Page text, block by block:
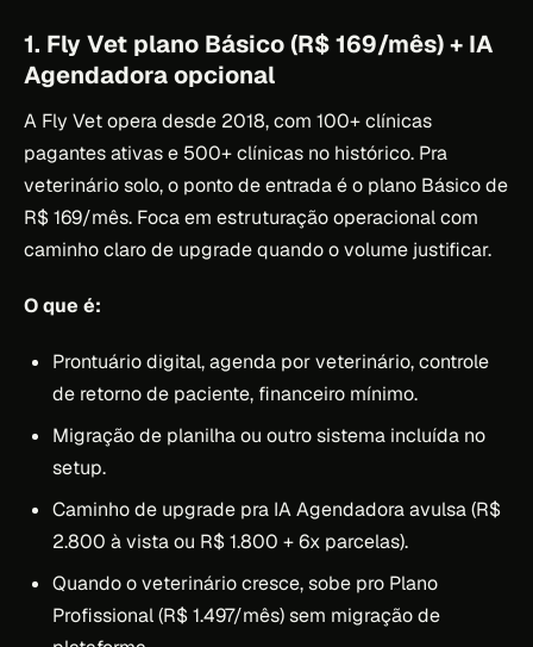
1. Fly Vet plano Básico (R$ 169/mês) + IA
Agendadora opcional
A Fly Vet opera desde 2018, com 100+ clínicas
pagantes ativas e 500+ clínicas no histórico. Pra
veterinário solo, o ponto de entrada é o plano Básico de
R$ 169/mês. Foca em estruturação operacional com
caminho claro de upgrade quando o volume justificar.
O que é:
Prontuário digital, agenda por veterinário, controle
de retorno de paciente, financeiro mínimo.
Migração de planilha ou outro sistema incluída no
setup.
Caminho de upgrade pra IA Agendadora avulsa (R$
2.800 à vista ou R$ 1.800 + 6x parcelas).
Quando o veterinário cresce, sobe pro Plano
Profissional (R$ 1.497/mês) sem migração de